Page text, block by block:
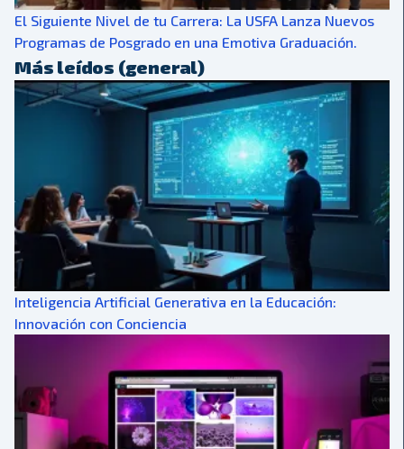
El Siguiente Nivel de tu Carrera: La USFA Lanza Nuevos
Programas de Posgrado en una Emotiva Graduación.
Más leídos (general)
Inteligencia Artificial Generativa en la Educación:
Innovación con Conciencia